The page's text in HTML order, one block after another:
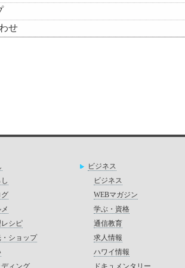
せ
グ
シピ
ショップ
ディング
ビジネス
ビジネス
WEBマガジン
学ぶ・資格
通信教育
求人情報
ハワイ情報
ドキュメンタリー